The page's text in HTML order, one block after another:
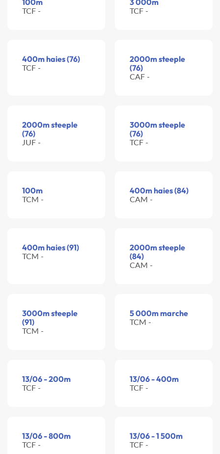
100m
TCF -
3 000m
TCF -
400m haies (76)
TCF -
2000m steeple
(76)
CAF -
2000m steeple
(76)
JUF -
3000m steeple
(76)
TCF -
100m
TCM -
400m haies (84)
CAM -
400m haies (91)
TCM -
2000m steeple
(84)
CAM -
3000m steeple
(91)
TCM -
5 000m marche
TCM -
13/06 - 200m
TCF -
13/06 - 400m
TCF -
13/06 - 800m
TCF -
13/06 - 1 500m
TCF -